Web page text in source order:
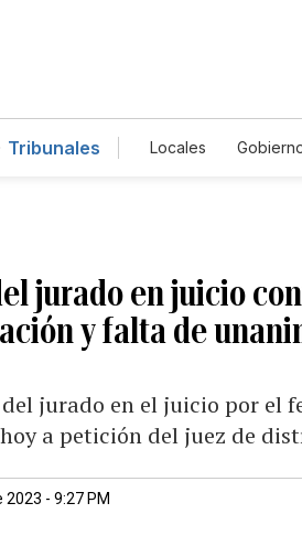
Tribunales Locales
jurado en juicio
y falta de
jurado en el juicio por el
a petición del juez de
- 9:27 PM